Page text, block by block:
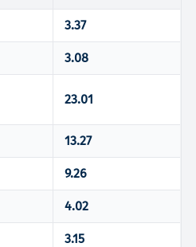
3.37
3.08
23.01
13.27
9.26
4.02
3.15